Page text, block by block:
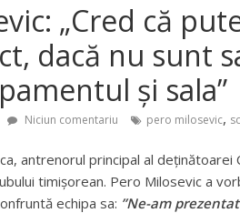
„Cred că
dacă nu sunt
și sala”
Niciun comentariu pero milosevic,
antrenorul principal al
timișorean. Pero Milosevic a
echipa sa: ”Ne-am